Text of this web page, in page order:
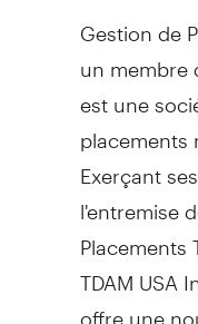
Gestion de
un membre
est une
placements
Exerçant
l'entremise
Placements
TDAMUSA
offre une